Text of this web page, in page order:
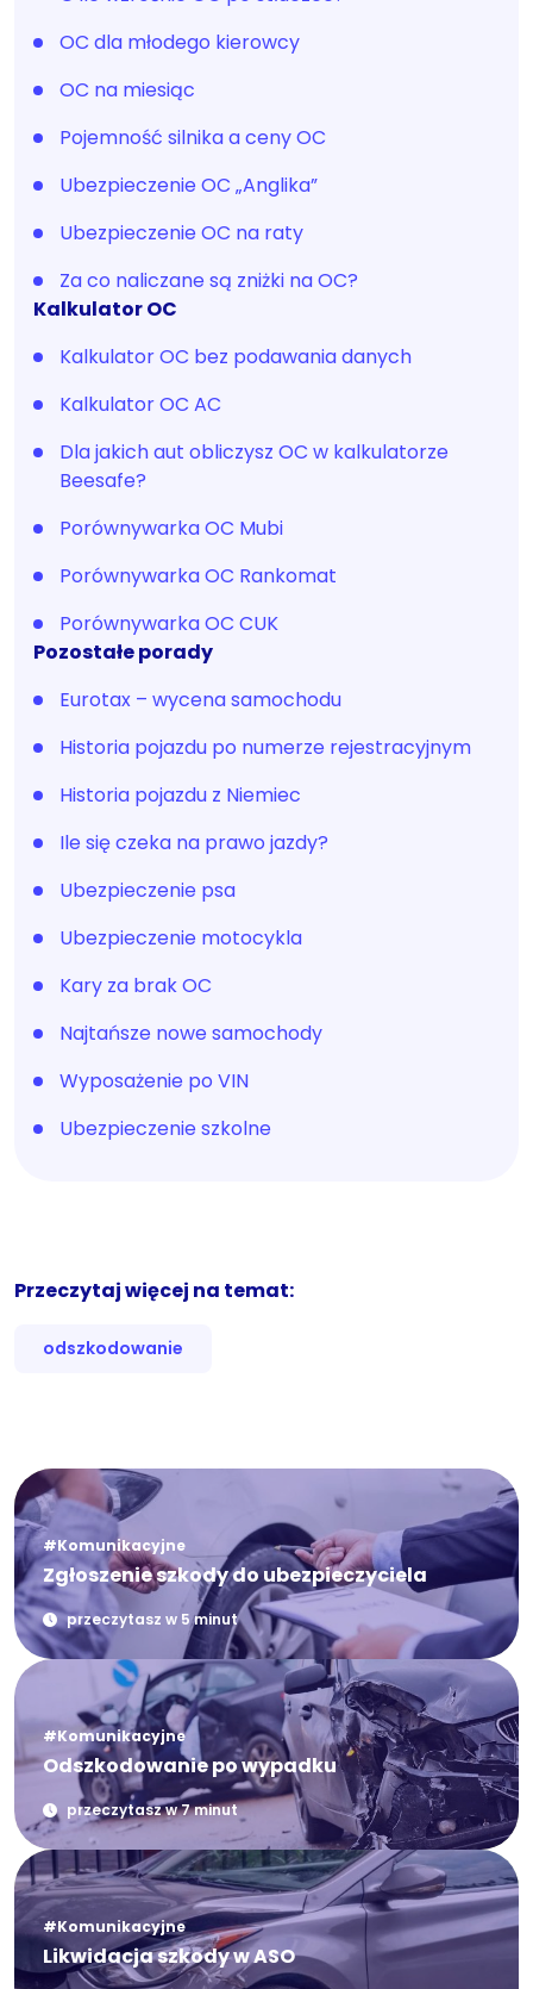
OC dla młodego kierowcy
OC na miesiąc
Pojemność silnika a ceny OC
Ubezpieczenie OC „Anglika”
Ubezpieczenie OC na raty
Za co naliczane są zniżki na OC?
Kalkulator OC
Kalkulator OC bez podawania danych
Kalkulator OC AC
Dla jakich aut obliczysz OC w kalkulatorze
Beesafe?
Porównywarka OC Mubi
Porównywarka OC Rankomat
Porównywarka OC CUK
Pozostałe porady
Eurotax – wycena samochodu
Historia pojazdu po numerze rejestracyjnym
Historia pojazdu z Niemiec
Ile się czeka na prawo jazdy?
Ubezpieczenie psa
Ubezpieczenie motocykla
Kary za brak OC
Najtańsze nowe samochody
Wyposażenie po VIN
Ubezpieczenie szkolne
Przeczytaj więcej na temat:
odszkodowanie
#Komunikacyjne
Zgłoszenie szkody do ubezpieczyciela
przeczytasz w 5 minut
#Komunikacyjne
Odszkodowanie po wypadku
przeczytasz w 7 minut
#Komunikacyjne
Likwidacja szkody w ASO